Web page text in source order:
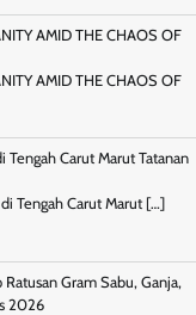
AMID THE CHAOS OF
AMID THE CHAOS OF
Tengah Carut Marut Tatanan
Tengah Carut Marut […]
Gram Sabu, Ganja,
2026